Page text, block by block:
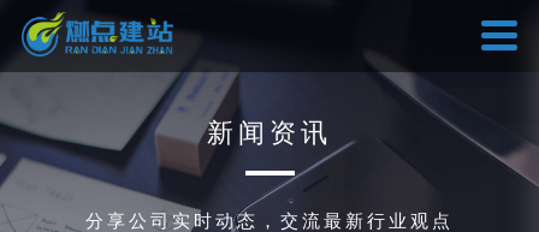
新闻资讯
分享公司实时动态，交流最新行业观点